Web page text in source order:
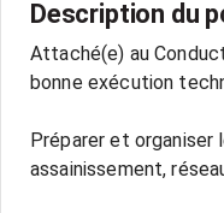
Description du
Attaché(e) au
bonne exécution
Préparer et organiser
assainissement,